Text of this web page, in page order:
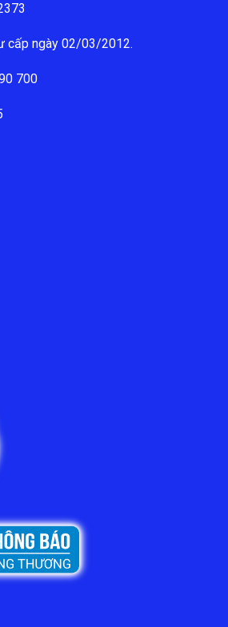
cấp ngày 02/03/2012.
700